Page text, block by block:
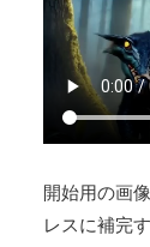
開始用の画
レスに補完